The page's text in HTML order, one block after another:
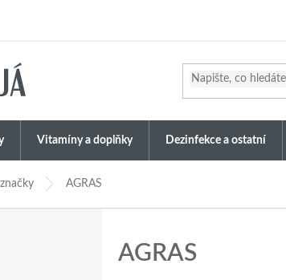
Vitamíny a doplňky Dezinfekce a ostatní
AGRAS
AGRAS